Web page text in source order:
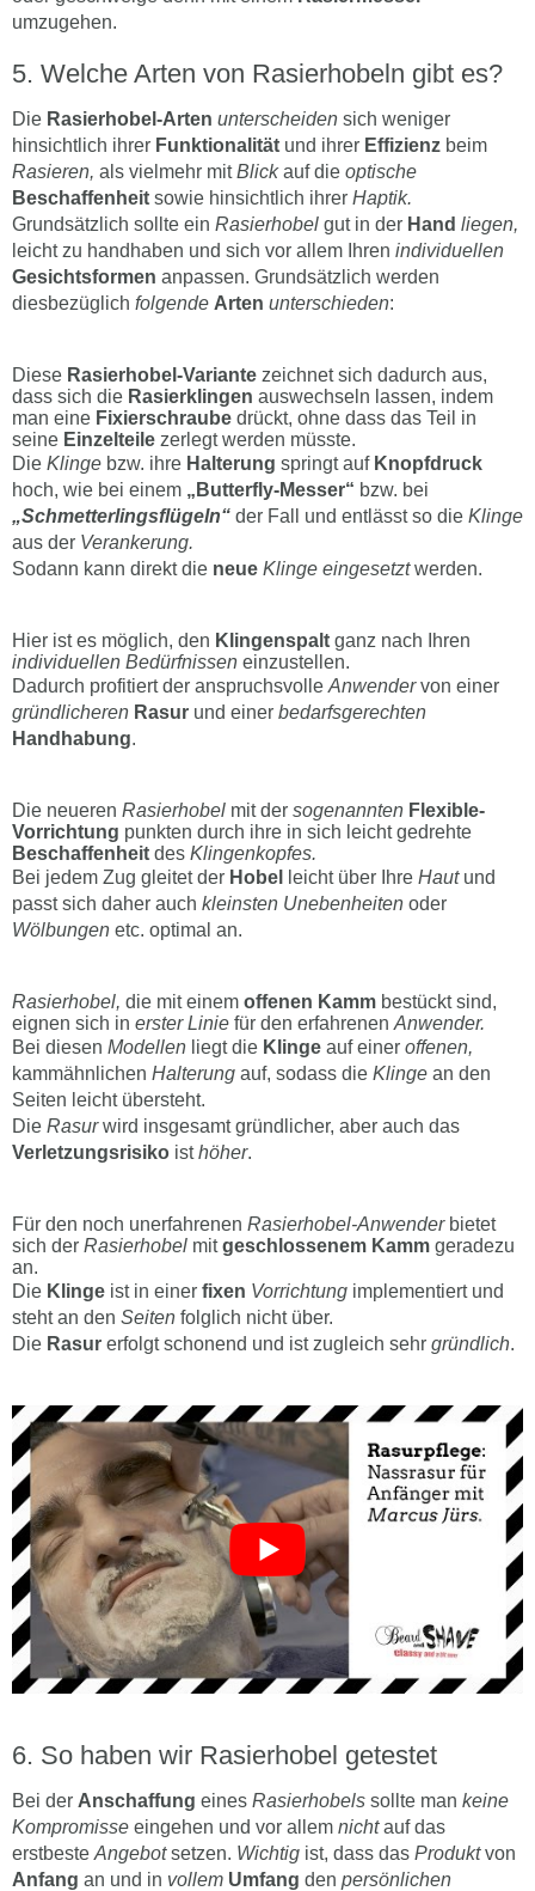
umzugehen.
Welche Arten von Rasierhobeln gibt es?
Die Rasierhobel-Arten unterscheiden sich weniger
hinsichtlich ihrer Funktionalität und ihrer Effizienz beim
Rasieren, als vielmehr mitBlickauf die optische
Beschaffenheit sowie hinsichtlich ihrer Haptik.
Grundsätzlich sollte ein Rasierhobel gut in der Hand liegen,
leicht zu handhaben und sich vor allem Ihren individuellen
Gesichtsformen anpassen. Grundsätzlich werden
diesbezüglich folgende Arten unterschieden:
Diese Rasierhobel-Variante zeichnet sich dadurch aus,
dass sich die Rasierklingen auswechseln lassen, indem
man eine Fixierschraube drückt, ohne dass das Teil in
seine Einzelteile zerlegt werden müsste.
Die Klinge bzw. ihre Halterung springt auf Knopfdruck
hoch, wie bei einem „Butterfly-Messer“ bzw. bei
„Schmetterlingsflügeln“ der Fall und entlässt so die Klinge
aus der Verankerung.
Sodann kann direkt die neue Klinge eingesetztwerden.
Hier ist es möglich, den Klingenspalt ganz nach Ihren
individuellen Bedürfnissen einzustellen.
Dadurch profitiert der anspruchsvolle Anwendervon einer
gründlicheren Rasur und einer bedarfsgerechten
Handhabung.
Die neueren Rasierhobel mit der sogenannten Flexible-
Vorrichtung punkten durch ihre in sich leicht gedrehte
Beschaffenheit des Klingenkopfes.
Bei jedem Zug gleitet der Hobel leicht über Ihre Hautund
passt sich daher auch kleinsten Unebenheiten oder
Wölbungen etc. optimal an.
Rasierhobel, die mit einem offenen Kamm bestückt sind,
eignen sich in erster Linie für den erfahrenen Anwender.
Bei diesen Modellen liegt die Klinge auf einer offenen,
kammähnlichen Halterung auf, sodass die Klinge an den
Seiten leicht übersteht.
Die Rasurwird insgesamt gründlicher, aber auch das
Verletzungsrisiko isthöher.
Für den noch unerfahrenen Rasierhobel-Anwenderbietet
sich der Rasierhobel mitgeschlossenem Kamm geradezu
an.
Die Klinge ist in einer fixen Vorrichtung implementiert und
steht an den Seiten folglich nicht über.
Die Rasur erfolgt schonend und ist zugleich sehr gründlich.
So haben wir Rasierhobel getestet
Bei der Anschaffung eines Rasierhobels sollte man keine
Kompromisse eingehen und vor allem nichtauf das
erstbeste Angebotsetzen. Wichtig ist, dass das Produktvon
Anfang an und in vollem Umfang den persönlichen